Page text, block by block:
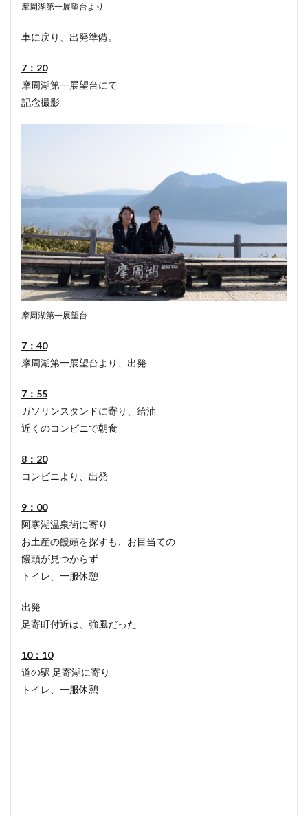
摩周湖第一展望台より
車に戻り、出発準備。
7：20
摩周湖第一展望台にて
記念撮影
摩周湖第一展望台
7：40
摩周湖第一展望台より、出発
7：55
ガソリンスタンドに寄り、給油
近くのコンビニで朝食
8：20
コンビニより、出発
9：00
阿寒湖温泉街に寄り
お土産の饅頭を探すも、お目当ての
饅頭が見つからず
トイレ、一服休憩
出発
足寄町付近は、強風だった
10：10
道の駅 足寄湖に寄り
トイレ、一服休憩